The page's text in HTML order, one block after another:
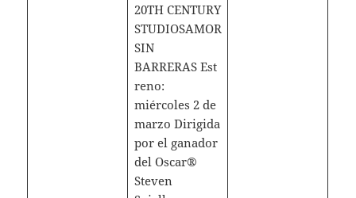
20TH CENTURY
STUDIOSAMOR
SIN
BARRERAS Est
reno:
miércoles 2 de
marzo Dirigida
por el ganador
del Oscar®
Steven